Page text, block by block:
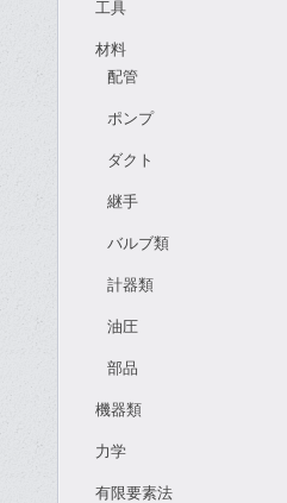
工具
材料
配管
ポンプ
ダクト
継手
バルブ類
計器類
油圧
部品
機器類
力学
有限要素法